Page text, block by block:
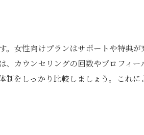
女性向けプランはサポートや特典
カウンセリングの回数やプロフィ
をしっかり比較しましょう。これ